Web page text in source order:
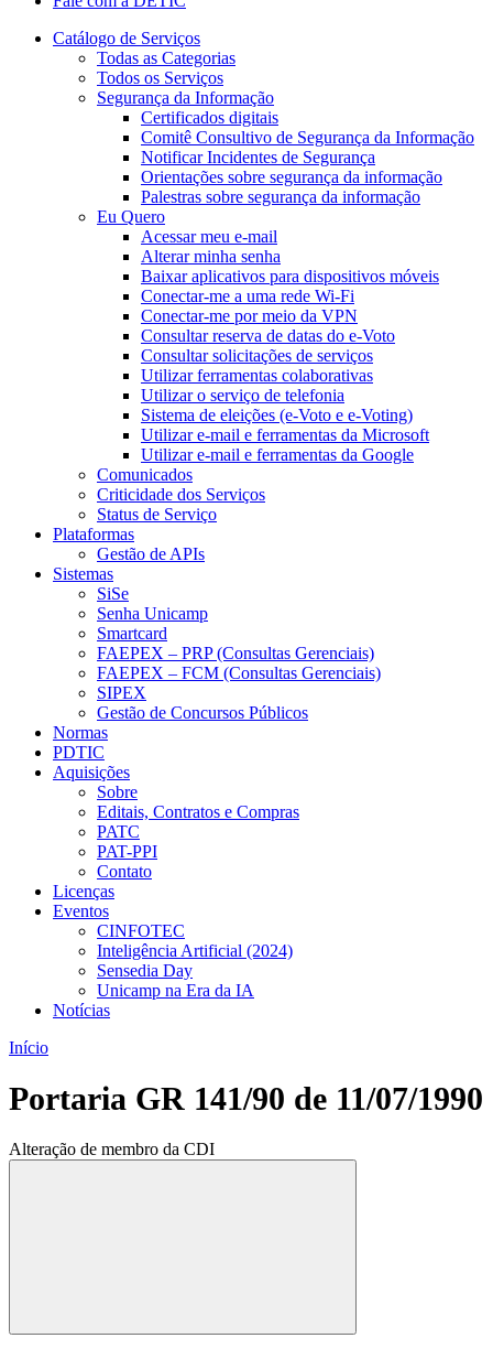
Catálogo de Serviços
Todas as Categorias
Todos os Serviços
Segurança da Informação
Certificados digitais
Comitê Consultivo de Segurança da Informação
Notificar Incidentes de Segurança
Orientações sobre segurança da informação
Palestras sobre segurança da informação
Eu Quero
Acessar meu e-mail
Alterar minha senha
Baixar aplicativos para dispositivos móveis
Conectar-me a uma rede Wi-Fi
Conectar-me por meio da VPN
Consultar reserva de datas do e-Voto
Consultar solicitações de serviços
Utilizar ferramentas colaborativas
Utilizar o serviço de telefonia
Sistema de eleições (e-Voto e e-Voting)
Utilizar e-mail e ferramentas da Microsoft
Utilizar e-mail e ferramentas da Google
Comunicados
Criticidade dos Serviços
Status de Serviço
Plataformas
Gestão de APIs
Sistemas
SiSe
Senha Unicamp
Smartcard
FAEPEX – PRP (Consultas Gerenciais)
FAEPEX – FCM (Consultas Gerenciais)
SIPEX
Gestão de Concursos Públicos
Normas
PDTIC
Aquisições
Sobre
Editais, Contratos e Compras
PATC
PAT-PPI
Contato
Licenças
Eventos
CINFOTEC
Inteligência Artificial (2024)
Sensedia Day
Unicamp na Era da IA
Notícias
Início
Portaria GR 141/90 de 11/07/1990
Alteração de membro da CDI
Compartilhar